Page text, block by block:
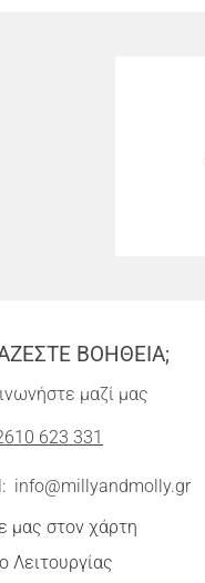
ΒΟΗΘΕΙΑ;
μαζί μας
623 331
info@millyandmolly.gr
μας στον χάρτη
Λειτουργίας